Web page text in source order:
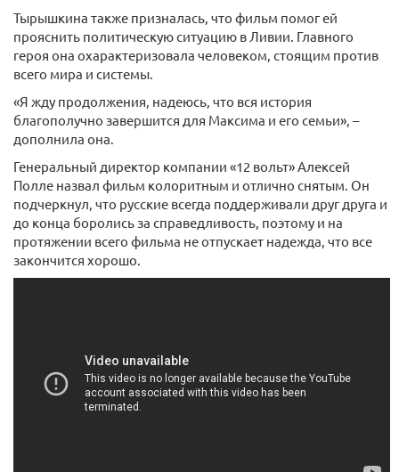
Тырышкина также призналась, что фильм помог ей
прояснить политическую ситуацию в Ливии. Главного
героя она охарактеризовала человеком, стоящим против
всего мира и системы.
«Я жду продолжения, надеюсь, что вся история
благополучно завершится для Максима и его семьи», –
дополнила она.
Генеральный директор компании «12 вольт» Алексей
Полле назвал фильм колоритным и отлично снятым. Он
подчеркнул, что русские всегда поддерживали друг друга и
до конца боролись за справедливость, поэтому и на
протяжении всего фильма не отпускает надежда, что все
закончится хорошо.